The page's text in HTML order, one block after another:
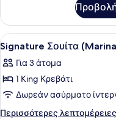
View)
(Prestige,
Skyline
View)
Προβολή
όλων
των
φωτογραφιών
για
Signature
2
Signature Σουίτα
Για 3 άτομα
1 King Κρεβάτι
Δωρεάν ασύρματο
Περισσότερες λεπτομέρειες
Περισσότερες